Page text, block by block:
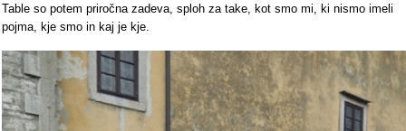
Table so potem priročna zadeva, sploh za take, kot smo mi, ki nismo imeli
pojma, kje smo in kaj je kje.